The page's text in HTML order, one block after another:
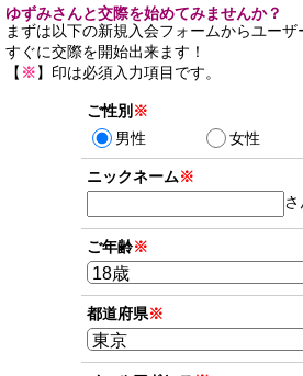
ゆずみさんと交際を始めてみませんか？
まずは以下の新規入会フォームからユーザ
すぐに交際を開始出来ます！
【 ※】印は必須入力項目です。